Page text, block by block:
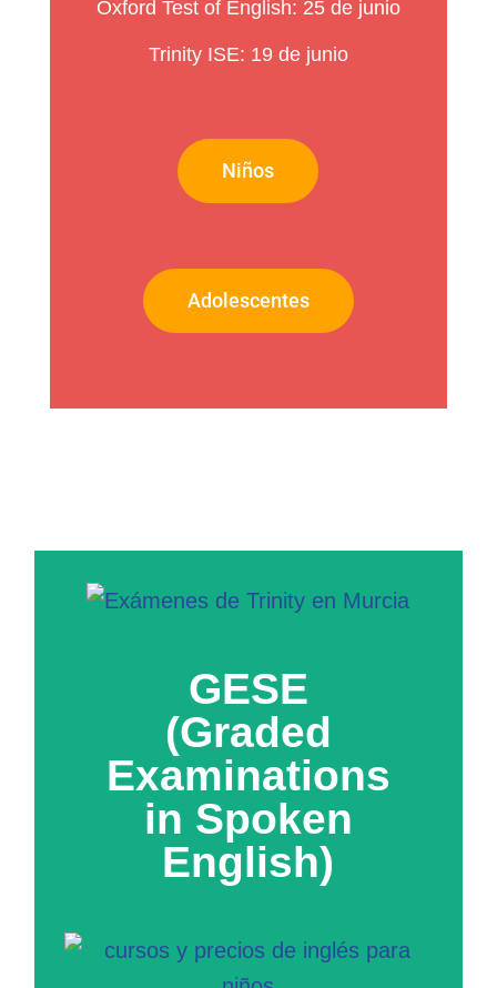
Oxford Test of English: 25 de junio
Trinity ISE: 19 de junio
Niños
Adolescentes
GESE
(Graded
Examinations
in Spoken
English)